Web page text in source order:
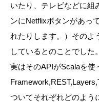
いたり、テレビなどに組
ンにNetflixボタンがあっ
れたりします。）そのよ
しているとのことでした。
実はそのAPIがScalaを使
ついてそれぞれどのよう